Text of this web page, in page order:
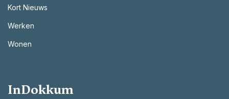
Kort Nieuws
Werken
Wonen
InDokkum